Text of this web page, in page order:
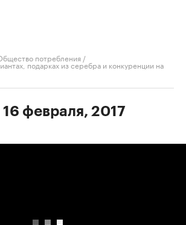
потребления /
подарках из серебра и конкуренции на
16 февраля, 2017